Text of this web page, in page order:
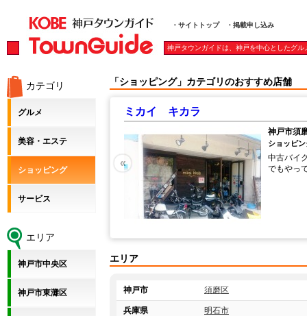
・サイトトップ ・掲載申し込み
神戸タウンガイドは、神戸を中心としたグ
カテゴリ
グルメ
美容・エステ
ショッピング
サービス
エリア
神戸市中央区
神戸市東灘区
「ショッピング」カテゴリのおすすめ店舗
ミカイ キカラ
神戸市須
ショッピ
中古バイ
でもやっ
«
エリア
神戸市 須磨区
兵庫県 明石市